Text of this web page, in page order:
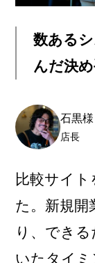
数ある
んだ決
石黒様
店長
比較サイト
た。新規開
り、でき
いたタイ